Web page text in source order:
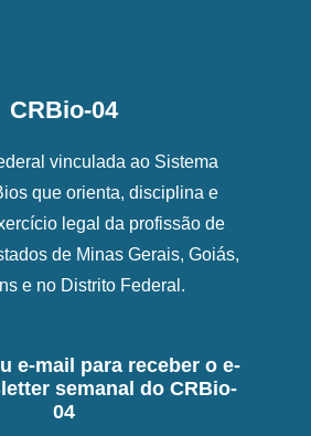
CRBio-04
vinculada ao Sistema
que orienta, disciplina e
legal da profissão de
de Minas Gerais, Goiás,
e no Distrito Federal.
e-mail para receber o e-
semanal do CRBio-
04